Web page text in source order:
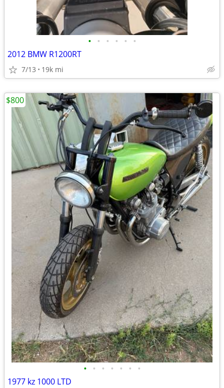
• • • • • •
2012 BMW R1200RT
7/13 19k mi
• • • • • • •
1977 kz 1000 LTD
$800